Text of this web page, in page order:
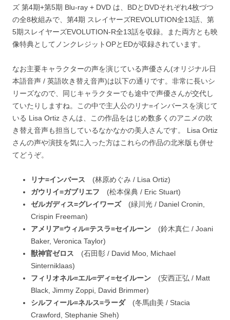
ズ 第4期+第5期 Blu-ray + DVD は、BDとDVDそれぞれ4枚づつ
の全8枚組みで、第4期 スレイヤーズREVOLUTION全13話、第
5期スレイヤーズEVOLUTION-R全13話を収録。また両方とも映
像特典としてノンクレジットOPとEDが収録されています。
なお主要キャラクターの声を演じている声優さん(オリジナル日
本語音声 / 英語吹き替え音声)は以下の通りです。非常に長いシ
リーズなので、同じキャラクターでも途中で声優さんが交代し
ていたりしますね。この中で主人公のリナ=インバースを演じて
いる Lisa Ortiz さんは、この作品をはじめ数多くのアニメの吹
き替え音声も担当しているなかなかの美人さんです。 Lisa Ortiz
さんの声や演技を気に入った方はこれらの作品の北米版も併せ
てどうぞ。
リナ=インバース (林原めぐみ / Lisa Ortiz)
ガウリイ=ガブリエフ (松本保典 / Eric Stuart)
ゼルガディス=グレイワーズ(緑川光 / Daniel Cronin,
Crispin Freeman)
アメリア=ウィル=テスラ=セイルーン (鈴木真仁 / Joani
Baker, Veronica Taylor)
獣神官ゼロス (石田彰 / David Moo, Michael
Sinterniklaas)
フィリオネル=エル=ディ=セイルーン (安西正弘 / Matt
Black, Jimmy Zoppi, David Brimmer)
シルフィール=ネルス=ラーダ(冬馬由美 / Stacia
Crawford, Stephanie Sheh)